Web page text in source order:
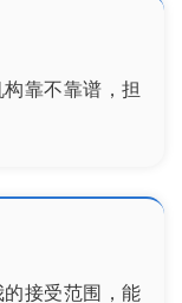
靠不靠谱，担
接受范围，能